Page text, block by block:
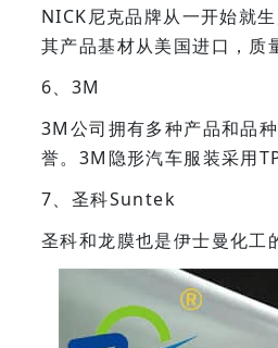
NICK尼克品牌从一开始就
其产品基材从美国进口，质
6、3M
3M公司拥有多种产品和品
誉。3M隐形汽车服装采用
7、圣科Suntek
圣科和龙膜也是伊士曼化工